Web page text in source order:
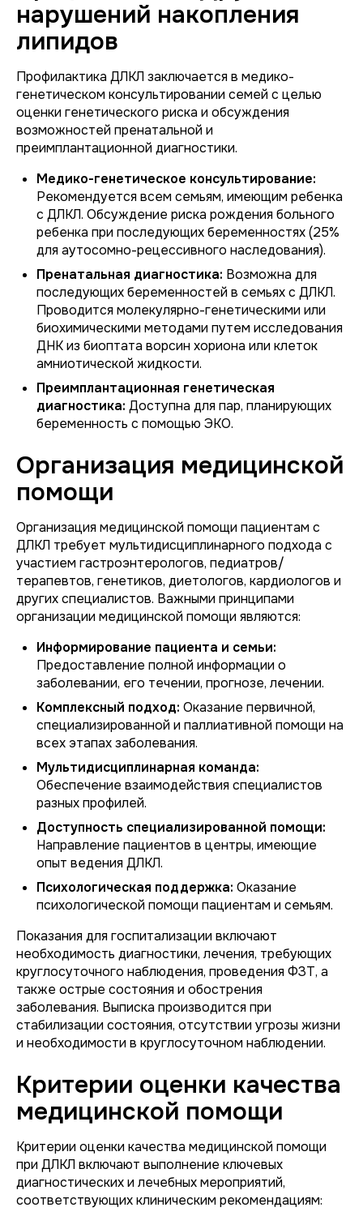
нарушений накопления
липидов
Профилактика ДЛКЛ заключается в медико-
генетическом консультировании семей с целью
оценки генетического риска и обсуждения
возможностей пренатальной и
преимплантационной диагностики.
Медико-генетическое консультирование:
Рекомендуется всем семьям, имеющим ребенка
с ДЛКЛ. Обсуждение риска рождения больного
ребенка при последующих беременностях (25%
для аутосомно-рецессивного наследования).
Пренатальная диагностика: Возможна для
последующих беременностей в семьях с ДЛКЛ.
Проводится молекулярно-генетическими или
биохимическими методами путем исследования
ДНК из биоптата ворсин хориона или клеток
амниотической жидкости.
Преимплантационная генетическая
диагностика: Доступна для пар, планирующих
беременность с помощью ЭКО.
Организация медицинской
помощи
Организация медицинской помощи пациентам с
ДЛКЛ требует мультидисциплинарного подхода с
участием гастроэнтерологов, педиатров/
терапевтов, генетиков, диетологов, кардиологов и
других специалистов. Важными принципами
организации медицинской помощи являются:
Информирование пациента и семьи:
Предоставление полной информации о
заболевании, его течении, прогнозе, лечении.
Комплексный подход: Оказание первичной,
специализированной и паллиативной помощи на
всех этапах заболевания.
Мультидисциплинарная команда:
Обеспечение взаимодействия специалистов
разных профилей.
Доступность специализированной помощи:
Направление пациентов в центры, имеющие
опыт ведения ДЛКЛ.
Психологическая поддержка: Оказание
психологической помощи пациентам и семьям.
Показания для госпитализации включают
необходимость диагностики, лечения, требующих
круглосуточного наблюдения, проведения ФЗТ, а
также острые состояния и обострения
заболевания. Выписка производится при
стабилизации состояния, отсутствии угрозы жизни
и необходимости в круглосуточном наблюдении.
Критерии оценки качества
медицинской помощи
Критерии оценки качества медицинской помощи
при ДЛКЛ включают выполнение ключевых
диагностических и лечебных мероприятий,
соответствующих клиническим рекомендациям: